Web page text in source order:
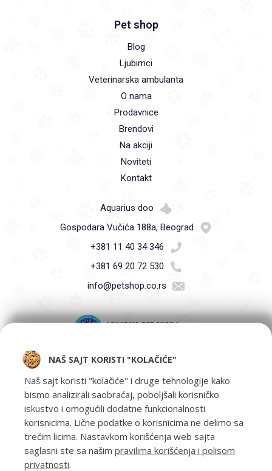
Pet shop
Blog
Ljubimci
Veterinarska ambulanta
O nama
Prodavnice
Brendovi
Na akciji
Noviteti
Kontakt
Aquarius doo
Gospodara Vučića 188a, Beograd
+381 11 40 34 346
+381 69 20 72 530
info@petshop.co.rs
Pet Shop Aquarius - Vaši ljubimci zaslužuju samo najbolje -
oprema za kućne ljubimce i hrana za kućne ljubimce Beograd.
NAŠ SAJT KORISTI "KOLAČIĆE"
Naš sajt koristi "kolačiće" i druge tehnologije kako
bismo analizirali saobraćaj, poboljšali korisničko
iskustvo i omogućili dodatne funkcionalnosti
korisnicima. Lične podatke o korisnicima ne delimo sa
trećim licima. Nastavkom korišćenja web sajta
saglasni ste sa našim pravilima korišćenja i polisom
privatnosti.